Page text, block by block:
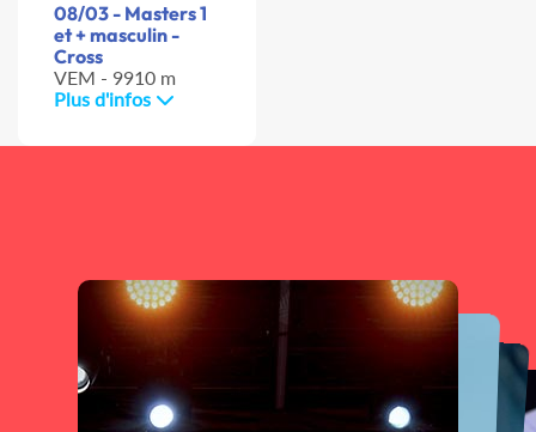
08/03 - Masters 1
et + masculin -
Cross
VEM - 9910 m
Plus d'infos